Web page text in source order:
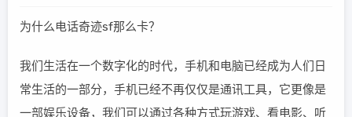
为什么电话奇迹sf那么卡？
我们生活在一个数字化的时代，手机和电脑已经成为人们日
常生活的一部分，手机已经不再仅仅是通讯工具，它更像是
一部娱乐设备，我们可以通过各种方式玩游戏、看电影、听